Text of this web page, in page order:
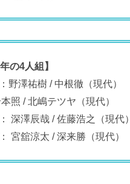
の4人組】
澤祐樹 / 中根徹（現代）
/ 北嶋テツヤ（現代）
澤辰哉 / 佐藤浩之（現代）
宮舘涼太 /深来勝（現代）